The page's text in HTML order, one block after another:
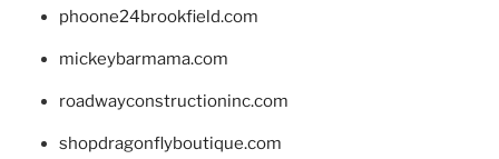
phoone24brookfield.com
mickeybarmama.com
roadwayconstructioninc.com
shopdragonflyboutique.com